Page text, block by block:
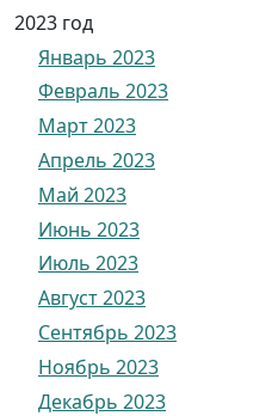
2023 год
Январь 2023
Февраль 2023
Март 2023
Апрель 2023
Май 2023
Июнь 2023
Июль 2023
Август 2023
Сентябрь 2023
Ноябрь 2023
Декабрь 2023